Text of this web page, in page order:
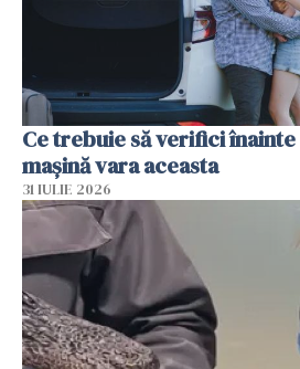
Ce trebuie să verifici
mașină vara aceasta
31 IULIE 2026